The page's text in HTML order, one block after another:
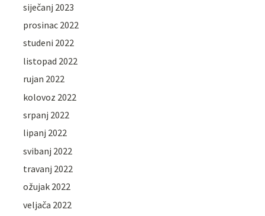
siječanj 2023
prosinac 2022
studeni 2022
listopad 2022
rujan 2022
kolovoz 2022
srpanj 2022
lipanj 2022
svibanj 2022
travanj 2022
ožujak 2022
veljača 2022